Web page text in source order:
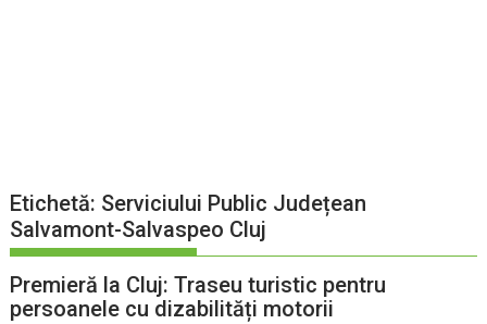
Etichetă: Serviciului Public Județean
Salvamont-Salvaspeo Cluj
Premieră la Cluj: Traseu turistic pentru
persoanele cu dizabilități motorii